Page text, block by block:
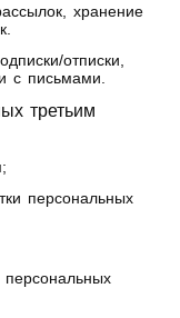
хранение
отписки,
с письмами.
третьим
персональных
персональных